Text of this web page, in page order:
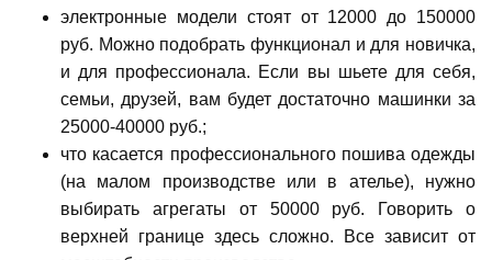
электронные модели стоят от 12000 до 150000
руб. Можно подобрать функционал и для новичка,
и для профессионала. Если вы шьете для себя,
семьи, друзей, вам будет достаточно машинки за
25000-40000 руб.;
что касается профессионального пошива одежды
(на малом производстве или в ателье), нужно
выбирать агрегаты от 50000 руб. Говорить о
верхней границе здесь сложно. Все зависит от